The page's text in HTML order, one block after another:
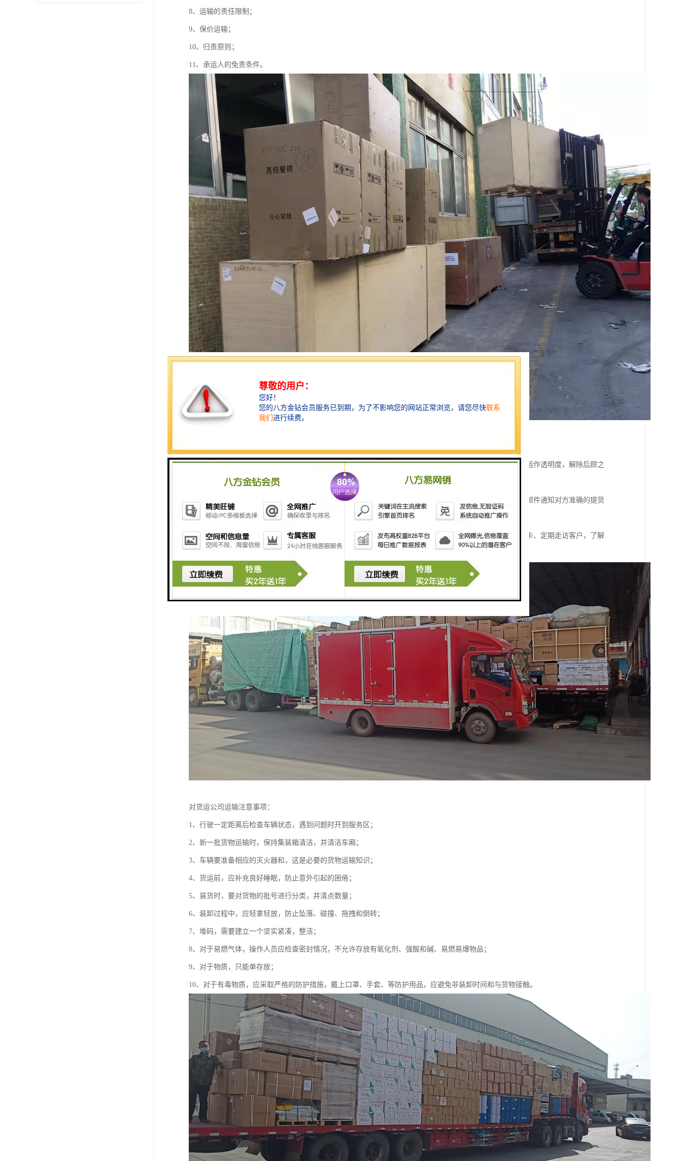
8、运输的责任限制；
9、保价运输；
10、归责原则；
11、承运人的免责条件。
1、通过服务网络或传真、电话准时给客户反馈承运货物的发货情况、途中运行情况及到货情况。为客户增加运作透明度，解除后顾之
2、每一单货物都会按客户提供的收货方电话，在货物的到站的当天与对方客户及时联系。通过传真，电话或邮件通知对方准确的提货
时间；
3、随车备有客户信息反馈单，随时了解运输过程中的意见和建议，可签回单，同时建立客户档案、客户走访卡、定期走访客户，了解
对货运公司运输注意事项：
1、行驶一定距离后检查车辆状态，遇到问题时开到服务区；
2、新一批货物运输时，保持集装箱清洁，并清洁车厢；
3、车辆要准备相应的灭火器和，这是必要的货物运输知识；
4、货运前，应补充良好睡眠，防止意外引起的困倦；
5、装货时，要对货物的批号进行分类，并清点数量；
6、装卸过程中，应轻拿轻放，防止坠落、碰撞、拖拽和倒转；
7、堆码，需要建立一个坚实紧凑，整洁；
8、对于易燃气体，操作人员应检查密封情况，不允许存放有氧化剂、强酸和碱、易燃易爆物品；
9、对于物质，只能单存放；
10、对于有毒物质，应采取严格的防护措施，戴上口罩、手套、等防护用品，应避免非装卸时间和与货物接触。